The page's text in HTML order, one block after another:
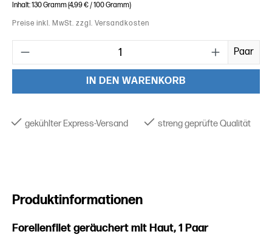
Inhalt:130 Gramm(4,99 € / 100 Gramm)
Preise inkl. MwSt. zzgl. Versandkosten
Produkt Anzahl: Gib den gewünschten Wert ein oder benutze
Paar
IN DEN WARENKORB
gekühlter Express-Versand streng geprüfte Qualität
Produktinformationen
Forellenfilet geräuchert mit Haut, 1 Paar